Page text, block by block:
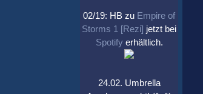
02/19: HB zu Empire of
Storms 1 [Rezi] jetzt bei
Spotifyerhältlich.
24.02. Umbrella